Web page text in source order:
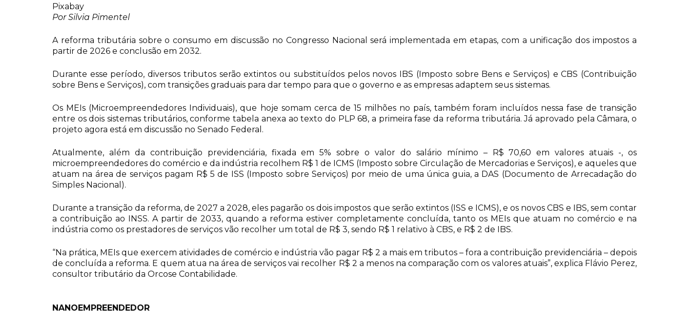
Pixabay
Por Silvia Pimentel
A reforma tributária sobre o consumo em discussão no Congresso Nacional será implementada em etapas, com a unificação dos impostos a
partir de 2026 e conclusão em 2032.
Durante esse período, diversos tributos serão extintos ou substituídos pelos novos IBS (Imposto sobre Bens e Serviços) e CBS (Contribuição
sobre Bens e Serviços), com transições graduais para dar tempo para que o governo e as empresas adaptem seus sistemas.
Os MEIs (Microempreendedores Individuais), que hoje somam cerca de 15 milhões no país, também foram incluídos nessa fase de transição
entre os dois sistemas tributários, conforme tabela anexa ao texto do PLP 68, a primeira fase da reforma tributária. Já aprovado pela Câmara, o
projeto agora está em discussão no Senado Federal.
Atualmente, além da contribuição previdenciária, fixada em 5% sobre o valor do salário mínimo – R$ 70,60 em valores atuais -, os
microempreendedores do comércio e da indústria recolhem R$ 1 de ICMS (Imposto sobre Circulação de Mercadorias e Serviços), e aqueles que
atuam na área de serviços pagam R$ 5 de ISS (Imposto sobre Serviços) por meio de uma única guia, a DAS (Documento de Arrecadação do
Simples Nacional).
Durante a transição da reforma, de 2027 a 2028, eles pagarão os dois impostos que serão extintos (ISS e ICMS), e os novos CBS e IBS, sem contar
a contribuição ao INSS. A partir de 2033, quando a reforma estiver completamente concluída, tanto os MEIs que atuam no comércio e na
indústria como os prestadores de serviços vão recolher um total de R$ 3, sendo R$ 1 relativo à CBS, e R$ 2 de IBS.
“Na prática, MEIs que exercem atividades de comércio e indústria vão pagar R$ 2 a mais em tributos – fora a contribuição previdenciária – depois
de concluída a reforma. E quem atua na área de serviços vai recolher R$ 2 a menos na comparação com os valores atuais”, explica Flávio Perez,
consultor tributário da Orcose Contabilidade.
NANOEMPREENDEDOR